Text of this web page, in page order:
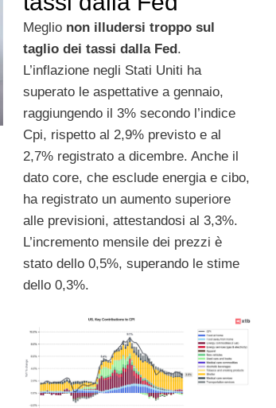
Meglio non illudersi troppo sul
taglio dei tassi dalla Fed.
L’inflazione negli Stati Uniti ha
superato le aspettative a gennaio,
raggiungendo il 3% secondo l’indice
Cpi, rispetto al 2,9% previsto e al
2,7% registrato a dicembre. Anche il
dato core, che esclude energia e cibo,
ha registrato un aumento superiore
alle previsioni, attestandosi al 3,3%.
L’incremento mensile dei prezzi è
stato dello 0,5%, superando le stime
dello 0,3%.